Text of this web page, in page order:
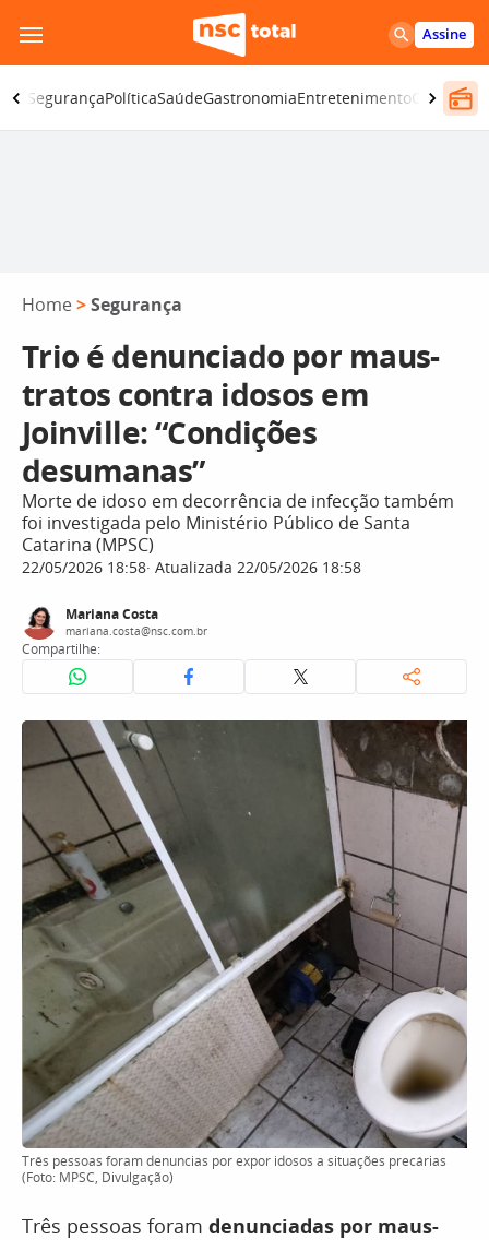
para
o
conteúdo
Assine
SegurançaPolíticaSaúdeGastronomiaEntretenimentoCBN
Home >Segurança
Trio é denunciado por maus-
tratos contra idosos em
Joinville: “Condições
desumanas”
Morte de idoso em decorrência de infecção também
foi investigada pelo Ministério Público de Santa
Catarina (MPSC)
22/05/2026 18:58 Atualizada 22/05/2026 18:58
Mariana Costa
mariana.costa@nsc.com.br
Compartilhe:
Três pessoas foram denuncias por expor idosos a situações precárias
(Foto: MPSC, Divulgação)
Três pessoas foram denunciadas por maus-